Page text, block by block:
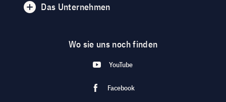
Das Unternehmen
Wo sie uns noch finden
YouTube
Facebook